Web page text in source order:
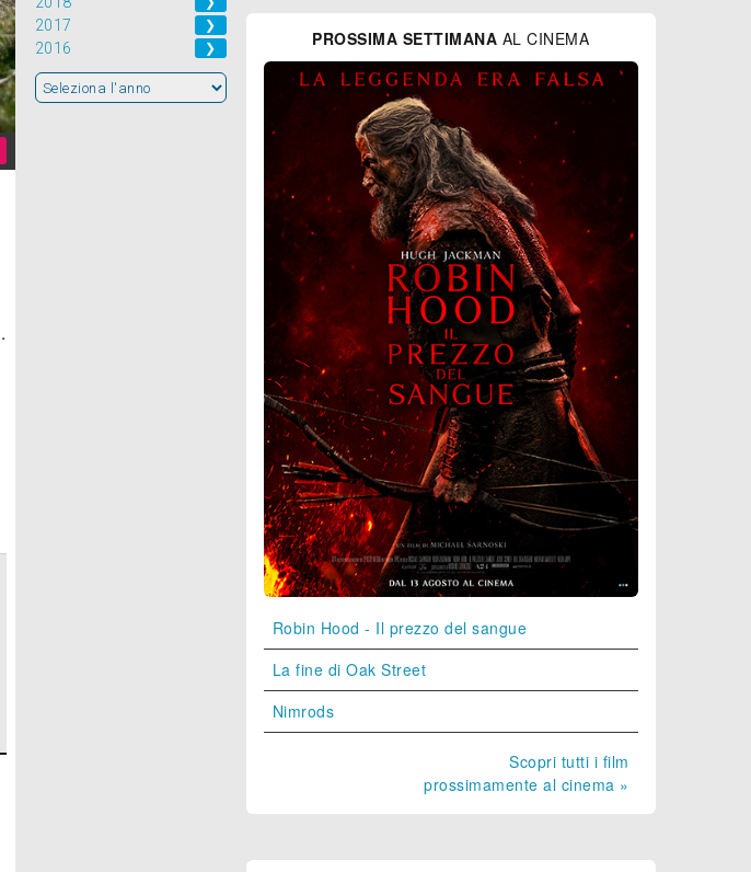
.
2017 ❯
2016 ❯ PROSSIMA SETTIMANA AL CINEMA
Robin Hood - Il prezzo del sangue
La fine di Oak Street
Nimrods
Scopri tutti i film
prossimamente al cinema »